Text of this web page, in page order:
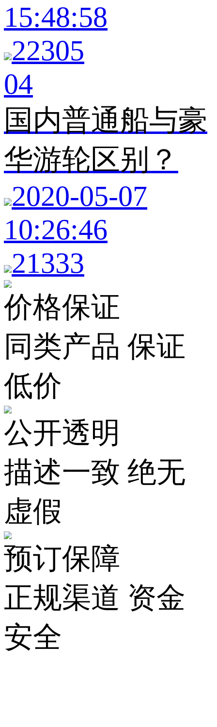
15:48:58
22305
04
国内普通船与豪
华游轮区别？
2020-05-07
10:26:46
21333
价格保证
同类产品 保证
低价
公开透明
描述一致 绝无
虚假
预订保障
正规渠道 资金
安全